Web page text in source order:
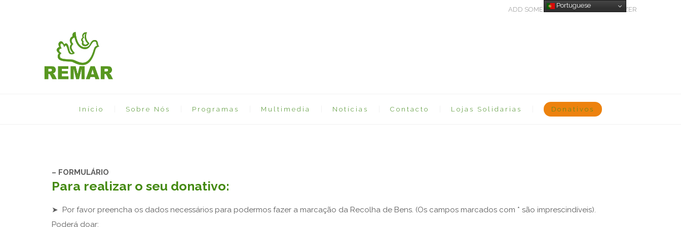
ADD SOME TEXT THROUGH CUSTOMIZER
Início Sobre Nós Programas Multimedia Notícias Contacto Lojas Solidarias Donativos
– FORMULÁRIO
Para realizar o seu donativo:
➤ Por favor preencha os dados necessários para podermos fazer a marcação da Recolha de Bens. (Os campos marcados com * são imprescindíveis).
Poderá doar:
Portuguese